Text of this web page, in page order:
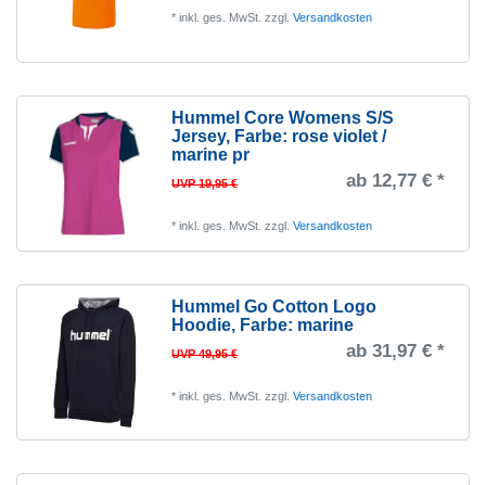
*inkl. ges. MwSt. zzgl.Versandkosten
Hummel Core Womens S/S
Jersey, Farbe: rose violet /
marine pr
UVP 19,95 € ab 12,77 € *
*inkl. ges. MwSt. zzgl.Versandkosten
Hummel Go Cotton Logo
Hoodie, Farbe: marine
UVP 49,95 € ab 31,97 € *
*inkl. ges. MwSt. zzgl.Versandkosten